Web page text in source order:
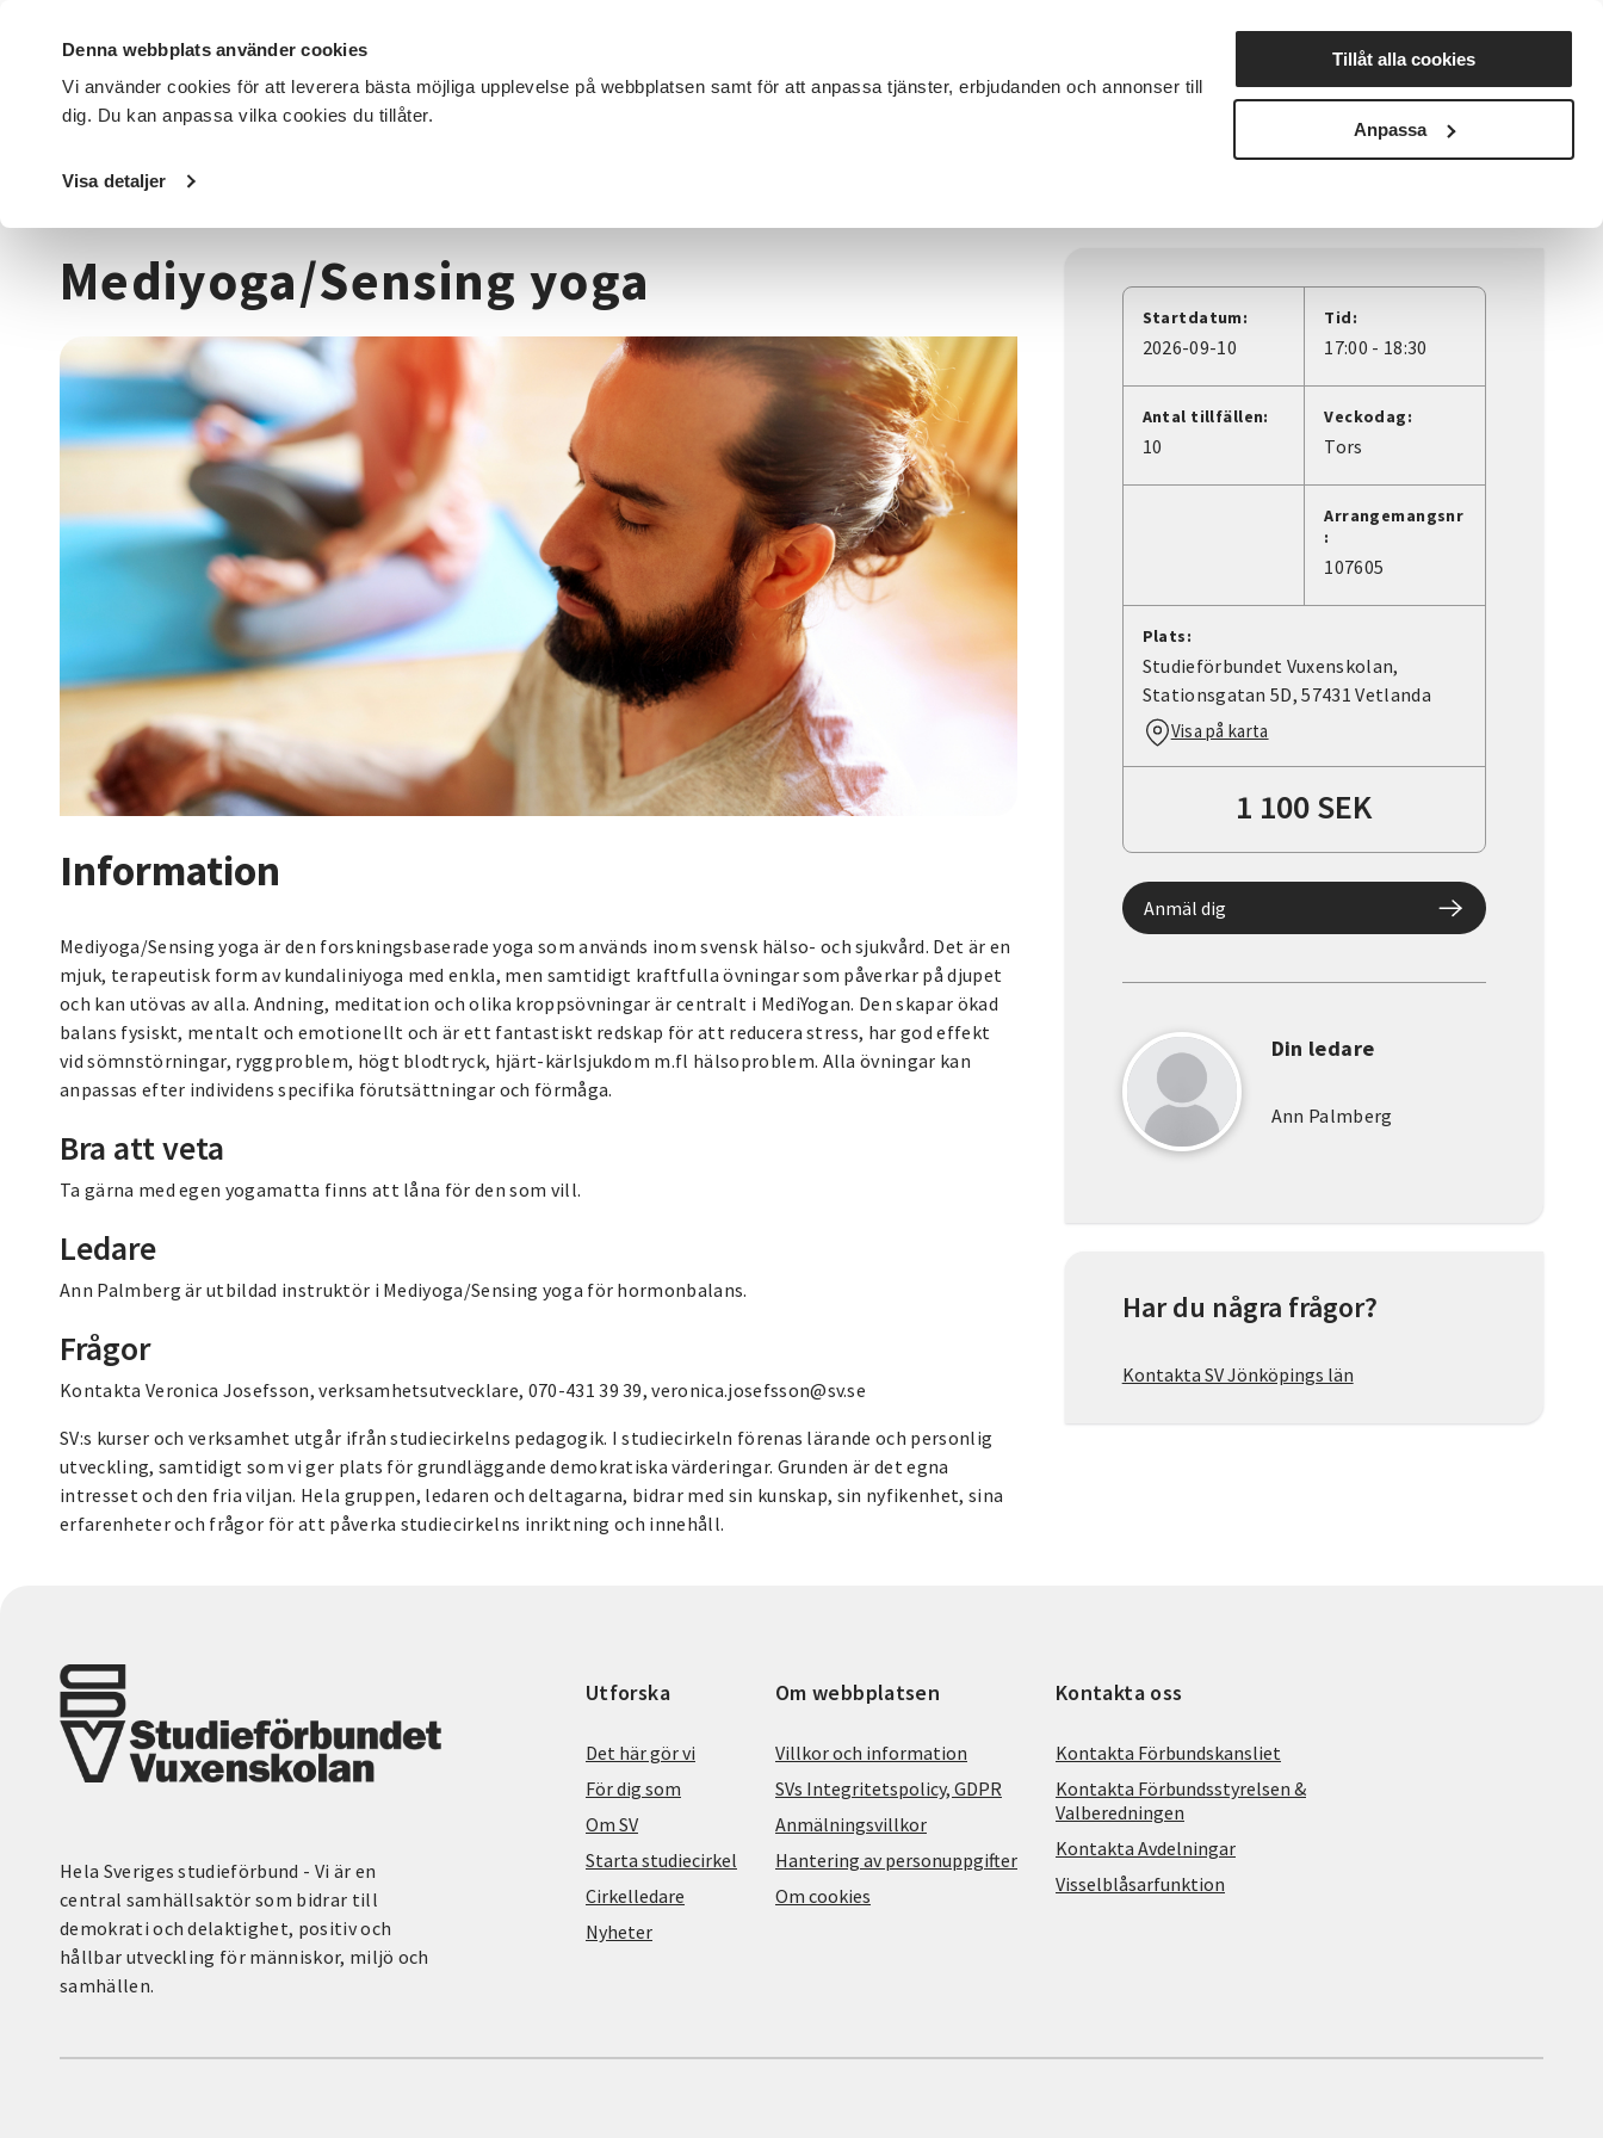
Denna webbplats använder cookies
Vi använder cookies för att leverera bästa möjliga upplevelse på webbplatsen samt för att anpassa tjänster, erbjudanden och annonser till
dig. Du kan anpassa vilka cookies du tillåter.
Visa detaljer
Tillåt alla cookies
Anpassa
DET HÄR GÖR VI FÖR DIG SOM SÖK KURSER OCH EVENEMANG Nyheter Avdelningar
Startsida / Kurser och evenemang
Mediyoga/Sensing yoga
Information
Mediyoga/Sensing yoga är den forskningsbaserade yoga som används inom svensk hälso- och sjukvård. Det är en
mjuk, terapeutisk form av kundaliniyoga med enkla, men samtidigt kraftfulla övningar som påverkar på djupet
och kan utövas av alla. Andning, meditation och olika kroppsövningar är centralt i MediYogan. Den skapar ökad
balans fysiskt, mentalt och emotionellt och är ett fantastiskt redskap för att reducera stress, har god effekt
vid sömnstörningar, ryggproblem, högt blodtryck, hjärt-kärlsjukdom m.fl hälsoproblem. Alla övningar kan
anpassas efter individens specifika förutsättningar och förmåga.
Bra att veta
Ta gärna med egen yogamatta finns att låna för den som vill.
Ledare
Ann Palmberg är utbildad instruktör i Mediyoga/Sensing yoga för hormonbalans.
Frågor
Kontakta Veronica Josefsson, verksamhetsutvecklare, 070-431 39 39, veronica.josefsson@sv.se
SV:s kurser och verksamhet utgår ifrån studiecirkelns pedagogik. I studiecirkeln förenas lärande och personlig
utveckling, samtidigt som vi ger plats för grundläggande demokratiska värderingar. Grunden är det egna
intresset och den fria viljan. Hela gruppen, ledaren och deltagarna, bidrar med sin kunskap, sin nyfikenhet, sina
erfarenheter och frågor för att påverka studiecirkelns inriktning och innehåll.
Startdatum:
2026-09-10
Tid:
17:00 - 18:30
Antal tillfällen:
10
Veckodag:
Tors
Arrangemangsnr
:
107605
Plats:
Studieförbundet Vuxenskolan,
Stationsgatan 5D, 57431 Vetlanda
Visa på karta
1 100 SEK
Anmäl dig
Din ledare
Ann Palmberg
Har du några frågor?
Kontakta SV Jönköpings län
Hela Sveriges studieförbund - Vi är en
central samhällsaktör som bidrar till
demokrati och delaktighet, positiv och
hållbar utveckling för människor, miljö och
samhällen.
Utforska
Det här gör vi
För dig som
Om SV
Starta studiecirkel
Cirkelledare
Nyheter
Om webbplatsen
Villkor och information
SVs Integritetspolicy, GDPR
Anmälningsvillkor
Hantering av personuppgifter
Om cookies
Kontakta oss
Kontakta Förbundskansliet
Kontakta Förbundsstyrelsen &
Valberedningen
Kontakta Avdelningar
Visselblåsarfunktion